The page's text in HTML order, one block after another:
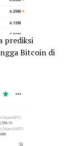
prediksi
Bitcoin di